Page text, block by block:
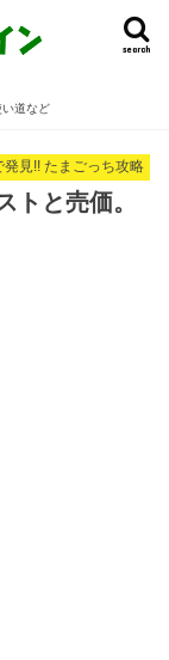
search
道など
発見!! たまごっち攻略
トと売価。